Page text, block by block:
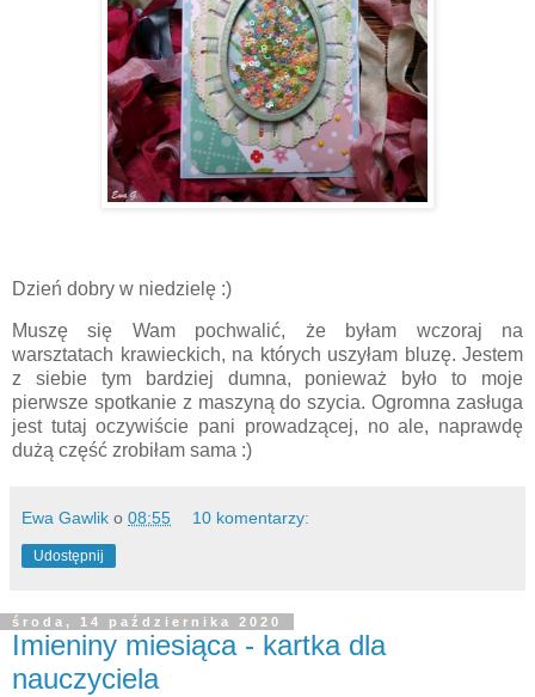
Dzień dobry w niedzielę :)
Muszę się Wam pochwalić, że byłam wczoraj na
warsztatach krawieckich, na których uszyłam bluzę. Jestem
z siebie tym bardziej dumna, ponieważ było to moje
pierwsze spotkanie z maszyną do szycia. Ogromna zasługa
jest tutaj oczywiście pani prowadzącej, no ale, naprawdę
dużą część zrobiłam sama :)
Ewa Gawlik o 08:55 10 komentarzy:
Udostępnij
środa, 14 października 2020
Imieniny miesiąca - kartka dla
nauczyciela